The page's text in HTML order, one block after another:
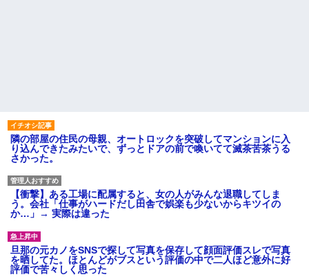
隣の部屋の住民の母親、オートロックを突破してマンションに入
り込んできたみたいで、ずっとドアの前で喚いてて滅茶苦茶うる
さかった。
【衝撃】ある工場に配属すると、女の人がみんな退職してしま
う。会社「仕事がハードだし田舎で娯楽も少ないからキツイの
か…」→ 実際は違った
旦那の元カノをSNSで探して写真を保存して顔面評価スレで写真
を晒してた。ほとんどがブスという評価の中で二人ほど意外に好
評価で苦々しく思った